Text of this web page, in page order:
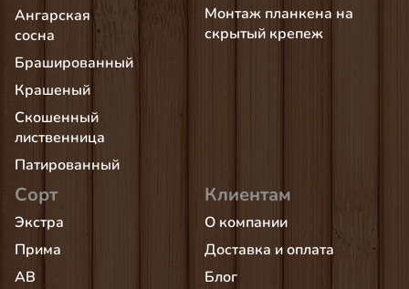
Ангарская
сосна
Брашированный
Крашеный
Скошенный
лиственница
Патированный
Монтаж планкена на
скрытый крепеж
Сорт
Экстра
Прима
AB
Клиентам
О компании
Доставка и оплата
Блог